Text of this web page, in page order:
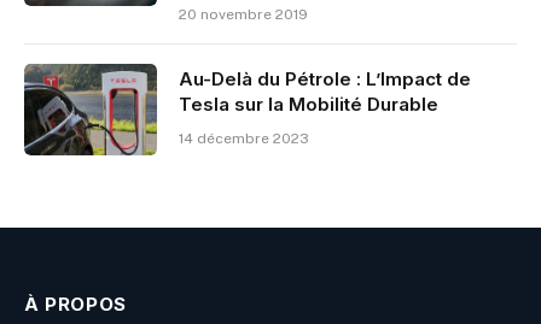
20 novembre 2019
Au-Delà du Pétrole : L’Impact de
Tesla sur la Mobilité Durable
14 décembre 2023
À PROPOS